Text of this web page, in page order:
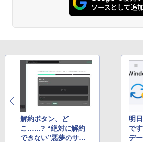
解約ボタン、ど
こ……? “絶対に解約
できない”悪夢のサブ
明
で
デ